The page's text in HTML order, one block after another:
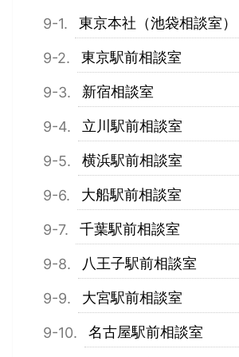
東京本社（池袋相談室）
東京駅前相談室
新宿相談室
立川駅前相談室
横浜駅前相談室
大船駅前相談室
千葉駅前相談室
八王子駅前相談室
大宮駅前相談室
名古屋駅前相談室